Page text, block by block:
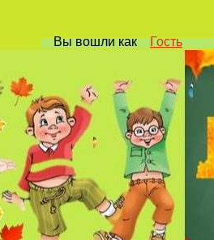
Вы вошликак Гость